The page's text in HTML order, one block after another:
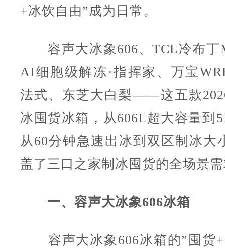
+冰饮自由”成为日常。
容声大冰象606、TCL冷布丁
AI细胞级解冻·指挥家、万宝
法式、东芝大白梨——这五款
冰囤货冰箱，从606L超大容量到
从60分钟急速出冰到双区制冰大
盖了三口之家制冰囤货的全场景
一、容声大冰象606冰箱
容声大冰象606冰箱的”囤货+